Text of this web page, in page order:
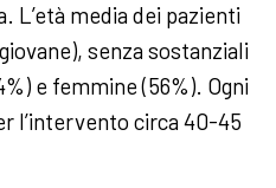
L’età media dei pazienti
senza sostanziali
e femmine (56%). Ogni
l’intervento circa 40-45